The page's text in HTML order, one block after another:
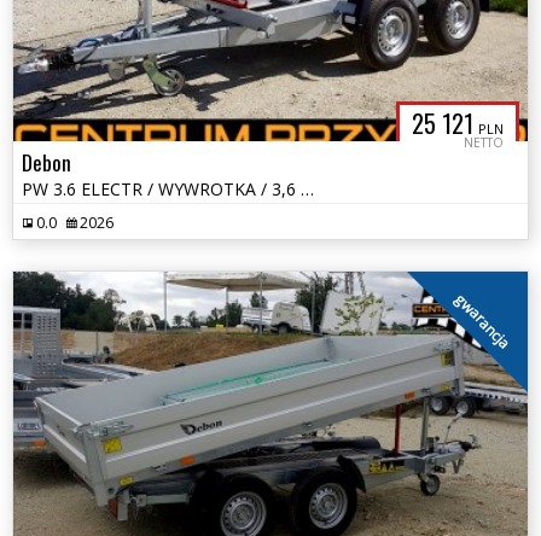
25 121 PLN
NETTO
Debon
PW 3.6 ELECTR / WYWROTKA / 3,6 x 1,8 / DMC 2700 - 3500 kg
0.0 2026
gwarancja